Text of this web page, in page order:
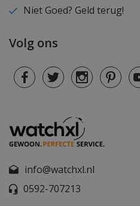
Niet Goed? Geld terug!
Volg ons
info@watchxl.nl
0592-707213